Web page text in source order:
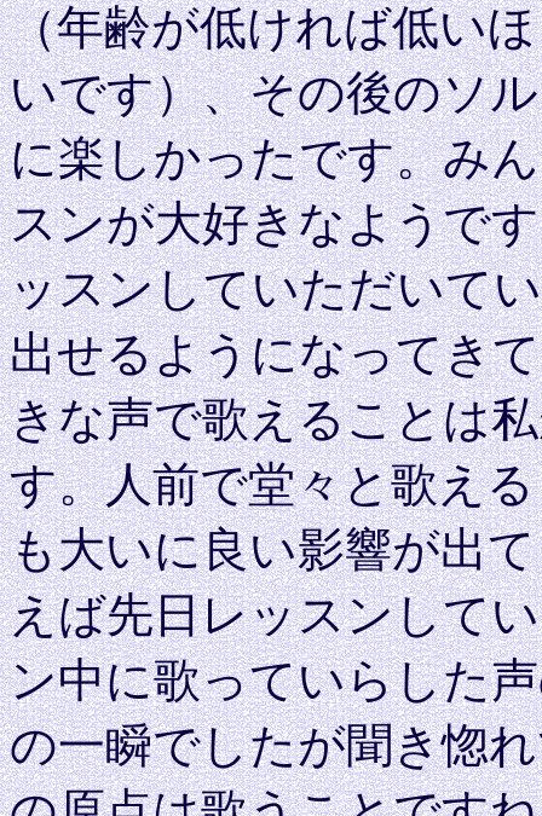
（年齢が低ければ低い
いです）、その後のソ
に楽しかったです。み
スンが大好きなようで
ッスンしていただいて
出せるようになってき
きな声で歌えることは
す。人前で堂々と歌え
も大いに良い影響が出
えば先日レッスンして
ン中に歌っていらした
の一瞬でしたが聞き惚